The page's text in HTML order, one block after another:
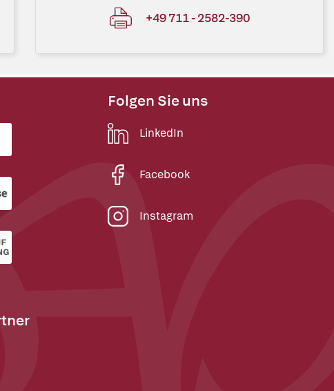
+49 711 - 2582-390
Folgen Sie uns
LinkedIn
Facebook
Instagram